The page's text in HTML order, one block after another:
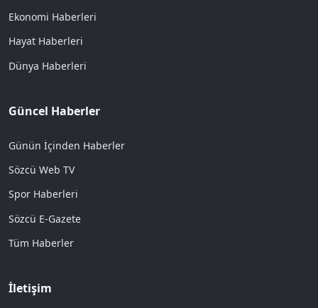
Ekonomi Haberleri
Hayat Haberleri
Dünya Haberleri
Güncel Haberler
Günün İçinden Haberler
Sözcü Web TV
Spor Haberleri
Sözcü E-Gazete
Tüm Haberler
İletişim